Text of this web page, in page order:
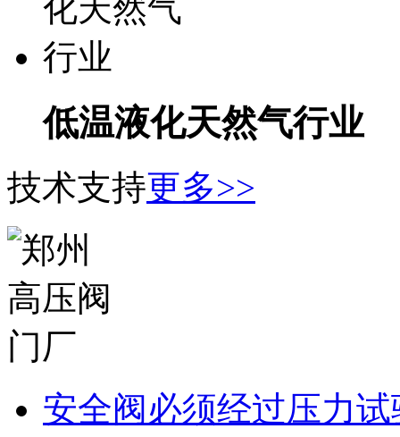
低温液化天然气行业
技术支持更多>>
安全阀必须经过压力试